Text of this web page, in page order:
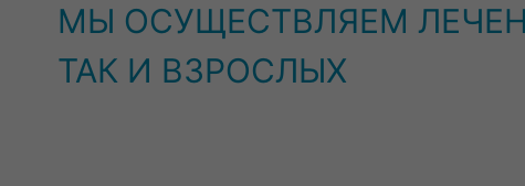
МЫ ОСУЩЕСТВЛЯЕМ
ТАК И ВЗРОСЛЫХ